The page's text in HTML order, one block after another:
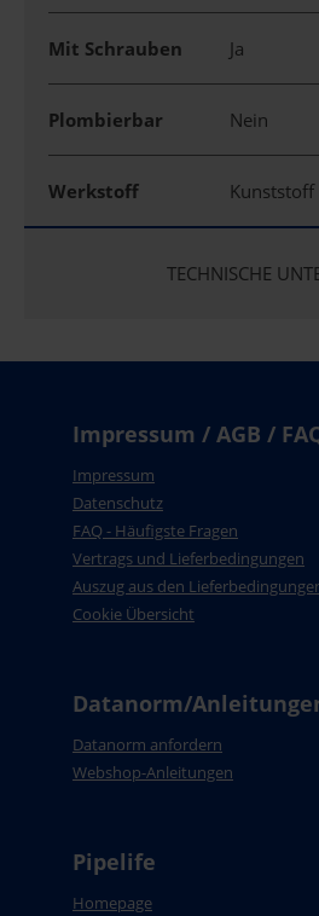
Mit Schrauben Ja
Plombierbar Nein
Werkstoff Kunststoff
TECHNISCHE
Impressum / AGB /
Impressum
Datenschutz
FAQ - Häufigste Fragen
Vertrags und Lieferbedingungen
Auszug aus den
Cookie Übersicht
Datanorm/
Datanorm anfordern
Webshop-Anleitungen
Pipelife
Homepage